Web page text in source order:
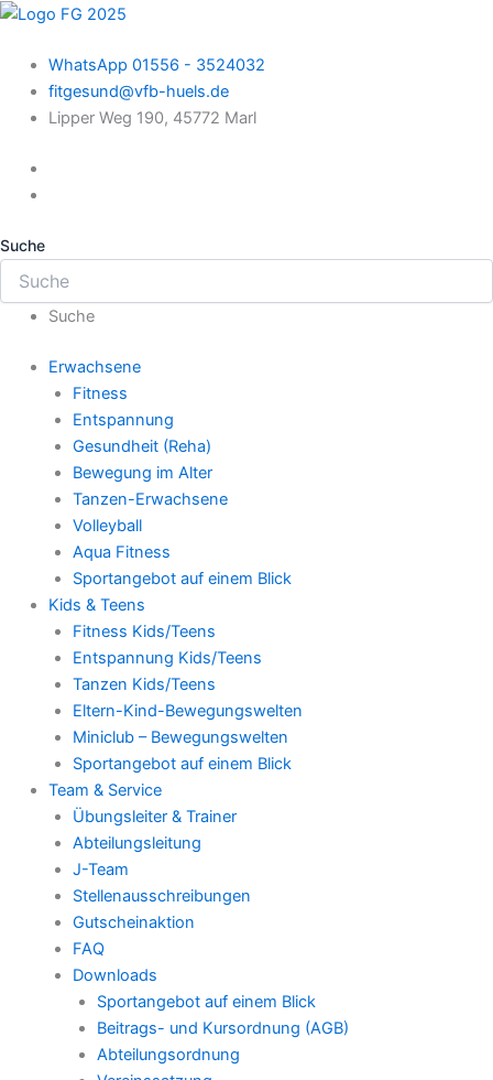
Zum
springenWhatsApp 01556 - 3524032
fitgesund@vfb-huels.de
Lipper Weg 190, 45772 Marl
Suche
Suche
Erwachsene
Fitness
Entspannung
Gesundheit (Reha)
Bewegung im Alter
Tanzen-Erwachsene
Volleyball
Aqua Fitness
Sportangebot auf einem Blick
Kids & Teens
Fitness Kids/Teens
Entspannung Kids/Teens
Tanzen Kids/Teens
Eltern-Kind-Bewegungswelten
Miniclub – Bewegungswelten
Sportangebot auf einem Blick
Team & Service
Übungsleiter & Trainer
Abteilungsleitung
J-Team
Stellenausschreibungen
Gutscheinaktion
FAQ
Downloads
Sportangebot auf einem Blick
Beitrags- und Kursordnung (AGB)
Abteilungsordnung